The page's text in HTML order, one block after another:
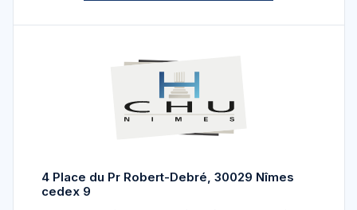
4 Place du Pr Robert-Debré, 30029 Nîmes
cedex 9